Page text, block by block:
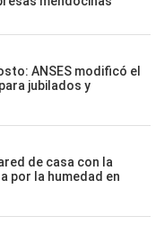
ANSES modificó el
jubilados y
de casa con la
por la humedad en